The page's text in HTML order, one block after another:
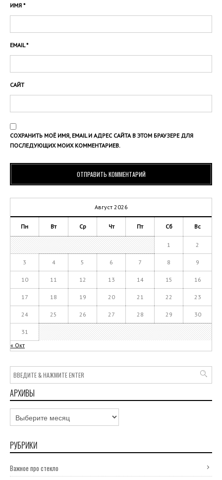
ИМЯ *
EMAIL*
САЙТ
СОХРАНИТЬ МОЁ ИМЯ, EMAIL И АДРЕС САЙТА В ЭТОМ БРАУЗЕРЕ ДЛЯ
ПОСЛЕДУЮЩИХ МОИХ КОММЕНТАРИЕВ.
Август 2026
Пн Вт Ср Чт Пт Сб Вс
1 2
3 4 5 6 7 8 9
10 11 12 13 14 15 16
17 18 19 20 21 22 23
24 25 26 27 28 29 30
31
« Окт
АРХИВЫ
Архивы
РУБРИКИ
Важное про стекло